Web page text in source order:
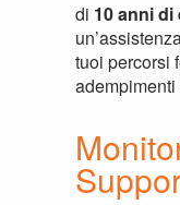
di 10 anni di
tuoi percorsi